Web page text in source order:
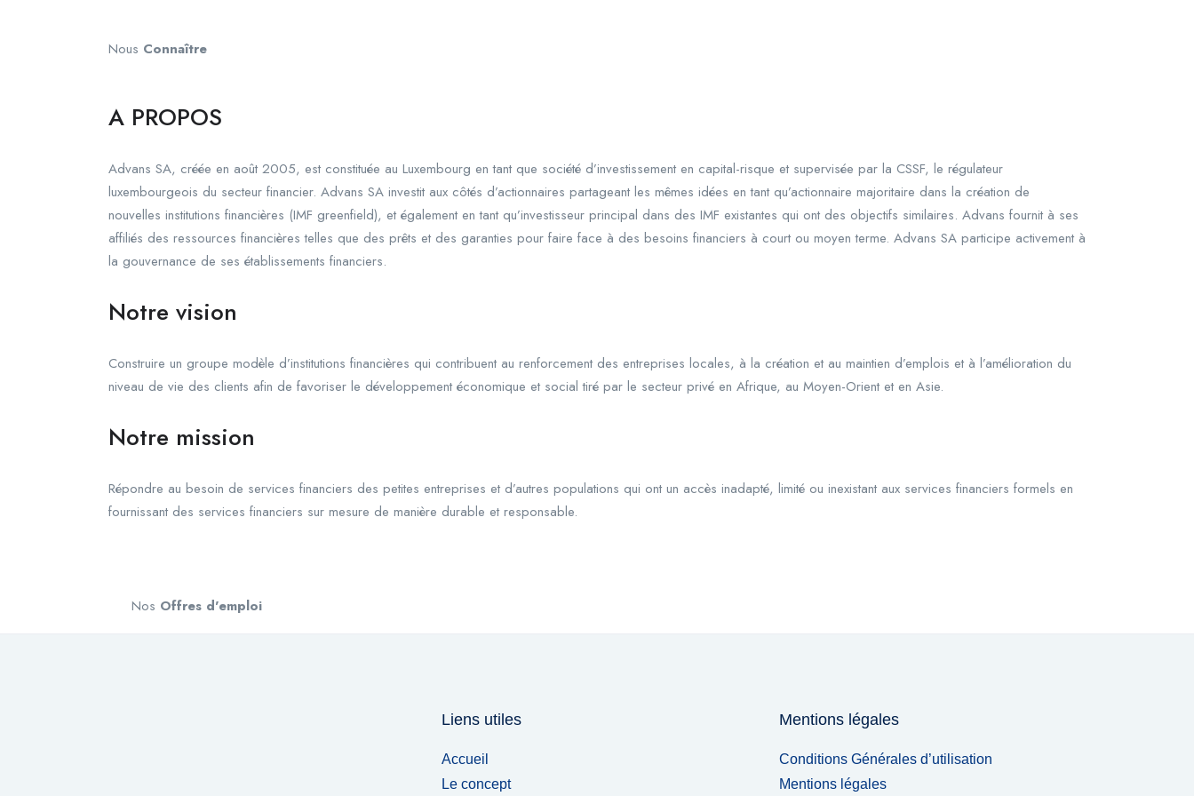
Nous Connaître
A PROPOS
Advans SA, créée en août 2005, est constituée au Luxembourg en tant que société d’investissement en capital-risque et supervisée par la CSSF, le régulateur
luxembourgeois du secteur financier. Advans SA investit aux côtés d’actionnaires partageant les mêmes idées en tant qu’actionnaire majoritaire dans la création de
nouvelles institutions financières (IMF greenfield), et également en tant qu’investisseur principal dans des IMF existantes qui ont des objectifs similaires. Advans fournit à ses
affiliés des ressources financières telles que des prêts et des garanties pour faire face à des besoins financiers à court ou moyen terme. Advans SA participe activement à
la gouvernance de ses établissements financiers.
Notre vision
Construire un groupe modèle d’institutions financières qui contribuent au renforcement des entreprises locales, à la création et au maintien d’emplois et à l’amélioration du
niveau de vie des clients afin de favoriser le développement économique et social tiré par le secteur privé en Afrique, au Moyen-Orient et en Asie.
Notre mission
Répondre au besoin de services financiers des petites entreprises et d’autres populations qui ont un accès inadapté, limité ou inexistant aux services financiers formels en
fournissant des services financiers sur mesure de manière durable et responsable.
Nos Offres d'emploi
Liens utiles
Accueil
Le concept
Mentions légales
Conditions Générales d’utilisation
Mentions légales